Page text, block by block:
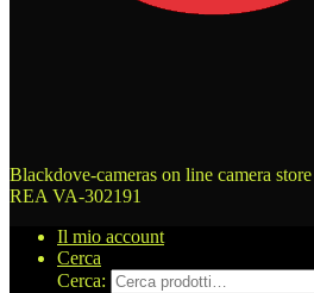
Blackdove-cameras on line camera store
REA VA-302191
Il mio account
Cerca
Cerca: